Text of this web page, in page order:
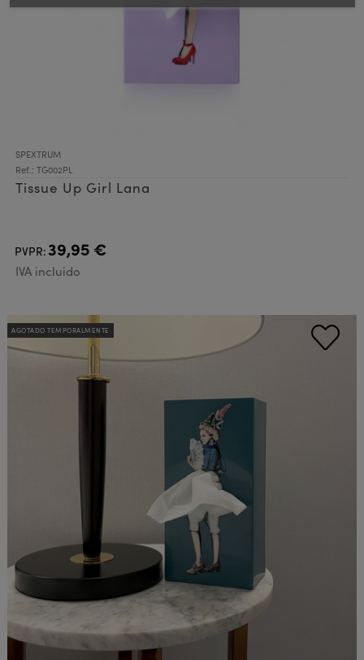
SPEXTRUM
Ref.: TG002PL
Tissue Up Girl Lana
PVPR:39,95 €
IVA incluido
AGOTADO TEMPORALMENTE